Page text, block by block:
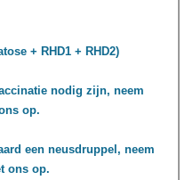
+ RHD1 + RHD2)
nodig zijn, neem
op.
een neusdruppel, neem
ons op.